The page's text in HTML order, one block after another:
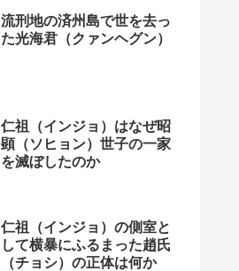
流刑地の済州島で世を去っ
た光海君（クァンヘグン）
仁祖（インジョ）はなぜ昭
顕（ソヒョン）世子の一家
を滅ぼしたのか
仁祖（インジョ）の側室と
して横暴にふるまった趙氏
（チョシ）の正体は何か